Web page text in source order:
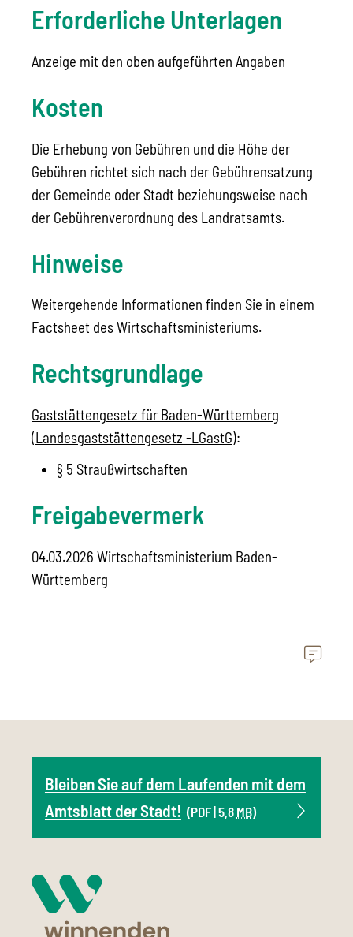
Erforderliche Unterlagen
Anzeige mit den oben aufgeführten Angaben
Kosten
Die Erhebung von Gebühren und die Höhe der
Gebühren richtet sich nach der Gebührensatzung
der Gemeinde oder Stadt beziehungsweise nach
der Gebührenverordnung des Landratsamts.
Hinweise
Weitergehende Informationen finden Sie in einem
Factsheet des Wirtschaftsministeriums.
Rechtsgrundlage
Gaststättengesetz für Baden-Württemberg
(Landesgaststättengesetz -LGastG):
§ 5 Straußwirtschaften
Freigabevermerk
04.03.2026 Wirtschaftsministerium Baden-
Württemberg
Bleiben Sie auf dem Laufenden mit dem
Amtsblatt der Stadt! (PDF | 5,8 MB)